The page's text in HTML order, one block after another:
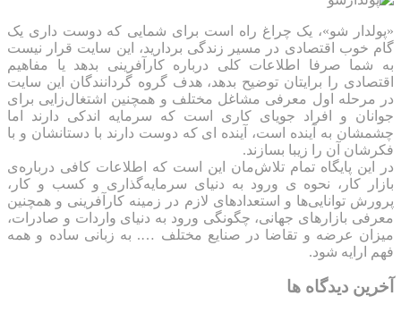
«پولدار شو»، یک چراغ راه است برای شمایی که دوست داری یک
گام خوب اقتصادی در مسیر زندگی بردارید، این سایت قرار نیست
به شما صرفا اطلاعات کلی درباره کارآفرینی بدهد یا مفاهیم
اقتصادی را برایتان توضیح بدهد، هدف گروه گردانندگان این سایت
در مرحله اول معرفی مشاغل مختلف و همچنین اشتغال‌زایی برای
جوانان و افراد جویای کاری است که سرمایه اندکی دارند اما
چشمشان به آینده است، آینده ای که دوست دارند با دستانشان و با
فکرشان آن را زیبا بسازند.
در این پایگاه تمام تلاش‌مان این است که ‌اطلاعات کافی درباره‌ی
بازار کار، نحوه ی ورود به دنیای سرمایه‌گذاری و کسب و کار،
پرورش توانایی‌ها و استعدادهای لازم در زمینه کارآفرینی و همچنین
معرفی بازارهای جهانی، چگونگی ورود به دنیای واردات و صادرات،
میزان عرضه و تقاضا در صنایع مختلف …. به زبانی ساده و همه
فهم ارایه شود.
آخرین دیدگاه ها